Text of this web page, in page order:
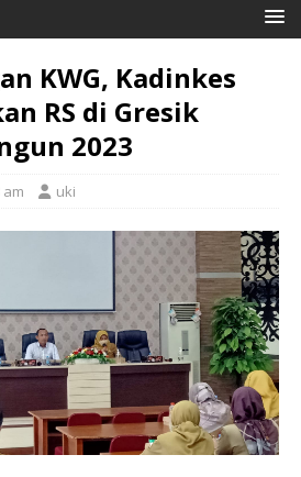
KWG, Kadinkes
RS di Gresik
2023
am uki